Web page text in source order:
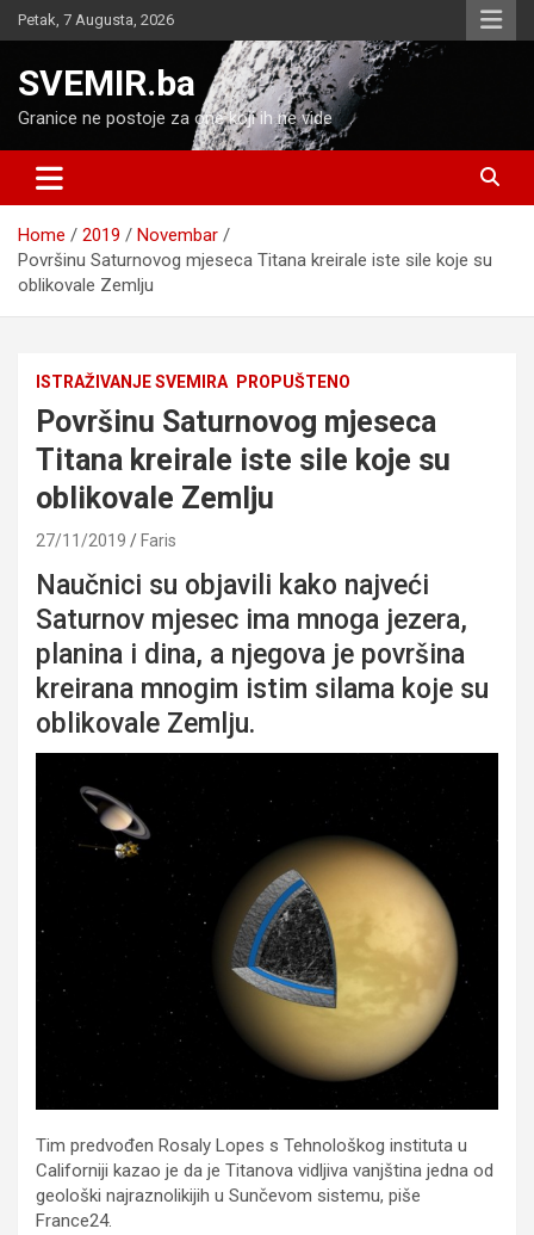
Skip
to
Petak, 7 Augusta, 2026
SVEMIR.ba
Granice ne postoje za one koji ih ne vide
Home 2019
Novembar
Površinu Saturnovog mjeseca Titana kreirale iste sile koje su
oblikovale Zemlju
ISTRAŽIVANJE SVEMIRA PROPUŠTENO
Površinu Saturnovog mjeseca
Titana kreirale iste sile koje su
oblikovale Zemlju
27/11/2019 Faris
Naučnici su objavili kako najveći
Saturnov mjesec ima mnoga jezera,
planina i dina, a njegova je površina
kreirana mnogim istim silama koje su
oblikovale Zemlju.
Tim predvođen Rosaly Lopes s Tehnološkog instituta u
Californiji kazao je da je Titanova vidljiva vanjština jedna od
geološki najraznolikijih u Sunčevom sistemu, piše
France24.